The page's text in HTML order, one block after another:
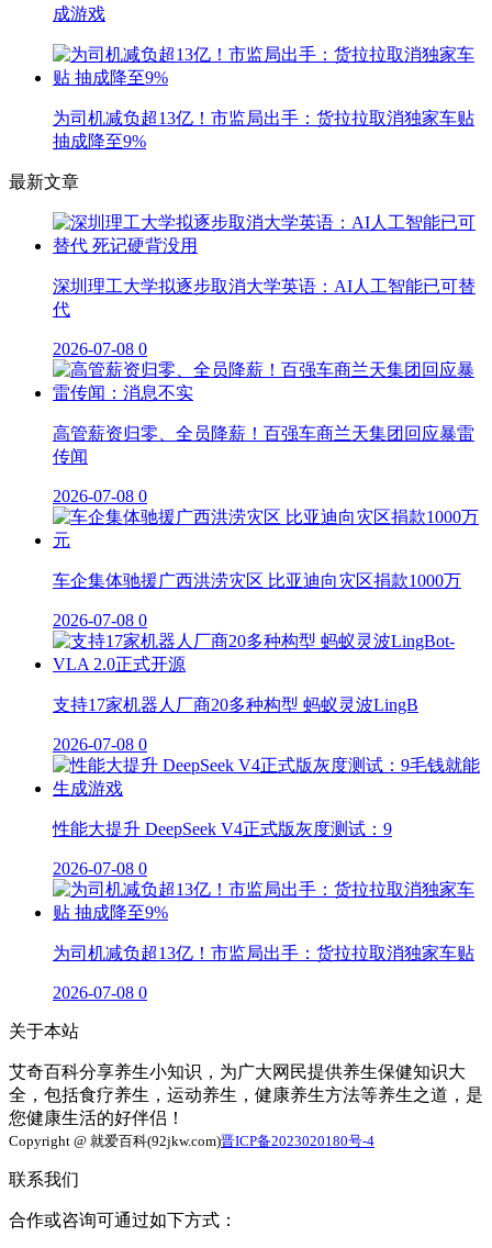
成游戏
为司机减负超13亿！市监局出手：货拉拉取消独家车贴
抽成降至9%
最新文章
深圳理工大学拟逐步取消大学英语：AI人工智能已可替
代
2026-07-08 0
高管薪资归零、全员降薪！百强车商兰天集团回应暴雷
传闻
2026-07-08 0
车企集体驰援广西洪涝灾区 比亚迪向灾区捐款1000万
2026-07-08 0
支持17家机器人厂商20多种构型 蚂蚁灵波LingB
2026-07-08 0
性能大提升 DeepSeek V4正式版灰度测试：9
2026-07-08 0
为司机减负超13亿！市监局出手：货拉拉取消独家车贴
2026-07-08 0
关于本站
艾奇百科分享养生小知识，为广大网民提供养生保健知识大
全，包括食疗养生，运动养生，健康养生方法等养生之道，是
您健康生活的好伴侣！
Copyright @ 就爱百科(92jkw.com)晋ICP备2023020180号-4
联系我们
合作或咨询可通过如下方式：